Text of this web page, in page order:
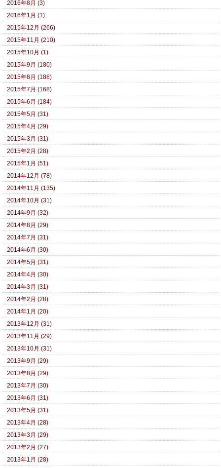
2016年8月 (3)
2016年1月 (1)
2015年12月 (266)
2015年11月 (210)
2015年10月 (1)
2015年9月 (180)
2015年8月 (186)
2015年7月 (168)
2015年6月 (184)
2015年5月 (31)
2015年4月 (29)
2015年3月 (31)
2015年2月 (28)
2015年1月 (51)
2014年12月 (78)
2014年11月 (135)
2014年10月 (31)
2014年9月 (32)
2014年8月 (29)
2014年7月 (31)
2014年6月 (30)
2014年5月 (31)
2014年4月 (30)
2014年3月 (31)
2014年2月 (28)
2014年1月 (20)
2013年12月 (31)
2013年11月 (29)
2013年10月 (31)
2013年9月 (29)
2013年8月 (29)
2013年7月 (30)
2013年6月 (31)
2013年5月 (31)
2013年4月 (28)
2013年3月 (29)
2013年2月 (27)
2013年1月 (28)